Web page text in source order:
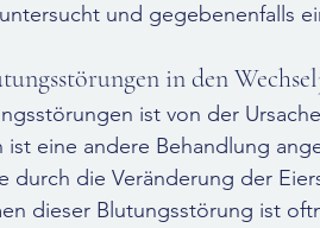
und gegebenenfalls
in den
ist von der
eine andere Behandlung
durch die Veränderung der
dieser Blutungsstörung ist